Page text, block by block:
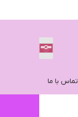
تماس با ما